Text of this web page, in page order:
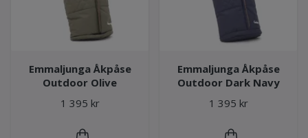
Emmaljunga Åkpåse
Outdoor Olive
1 395 kr
Emmaljunga Åkpåse
Outdoor Dark Navy
1 395 kr